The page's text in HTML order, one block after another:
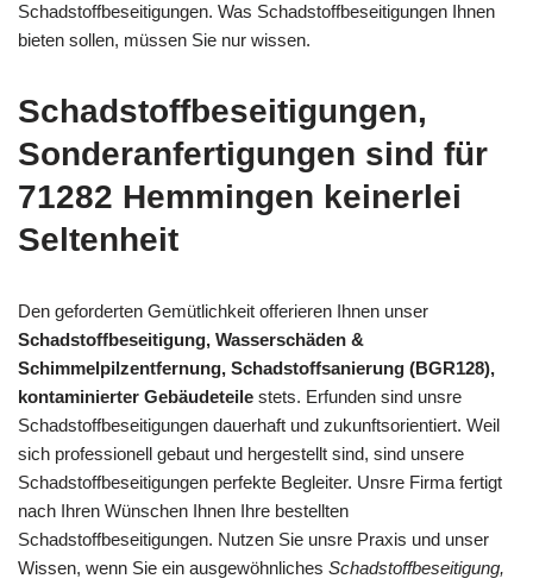
Schadstoffbeseitigungen. Was Schadstoffbeseitigungen Ihnen
bieten sollen, müssen Sie nur wissen.
Schadstoffbeseitigungen,
Sonderanfertigungen sind für
71282 Hemmingen keinerlei
Seltenheit
Den geforderten Gemütlichkeit offerieren Ihnen unser
Schadstoffbeseitigung, Wasserschäden &
Schimmelpilzentfernung, Schadstoffsanierung (BGR128),
kontaminierter Gebäudeteile stets. Erfunden sind unsre
Schadstoffbeseitigungen dauerhaft und zukunftsorientiert. Weil
sich professionell gebaut und hergestellt sind, sind unsere
Schadstoffbeseitigungen perfekte Begleiter. Unsre Firma fertigt
nach Ihren Wünschen Ihnen Ihre bestellten
Schadstoffbeseitigungen. Nutzen Sie unsre Praxis und unser
Wissen, wenn Sie ein ausgewöhnliches Schadstoffbeseitigung,